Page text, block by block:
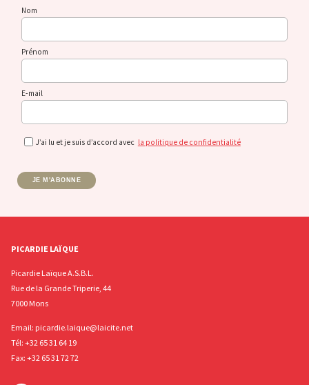
Nom
Prénom
E-mail
J’ai lu et je suis d’accord avec la politique de confidentialité
JE M'ABONNE
PICARDIE LAÏQUE
Picardie Laïque A.S.B.L.
Rue de la Grande Triperie, 44
7000 Mons
Email: picardie.laique@laicite.net
Tél: +32 65 31 64 19
Fax: +32 65 31 72 72